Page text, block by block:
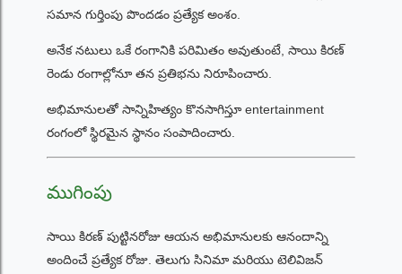
సమాన గుర్తింపు పొందడం ప్రత్యేక అంశం.
అనేక నటులు ఒకే రంగానికి పరిమితం అవుతుంటే, సాయి కిరణ్
రెండు రంగాల్లోనూ తన ప్రతిభను నిరూపించారు.
అభిమానులతో సాన్నిహిత్యం కొనసాగిస్తూ entertainment
రంగంలో స్థిరమైన స్థానం సంపాదించారు.
ముగింపు
సాయి కిరణ్ పుట్టినరోజు ఆయన అభిమానులకు ఆనందాన్ని
అందించే ప్రత్యేక రోజు. తెలుగు సినిమా మరియు టెలివిజన్